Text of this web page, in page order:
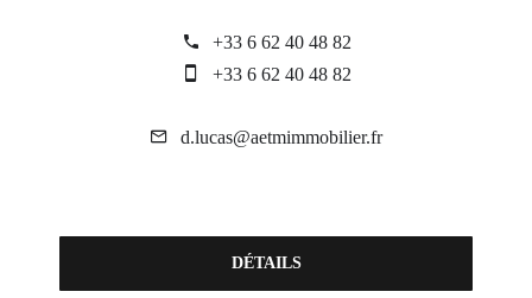
+33 6 62 40 48 82
+33 6 62 40 48 82
d.lucas@aetmimmobilier.fr
DÉTAILS